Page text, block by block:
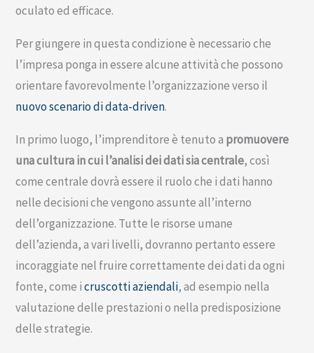
oculato ed efficace.
Per giungere in questa condizione è necessario che
l’impresa ponga in essere alcune attività che possono
orientare favorevolmente l’organizzazione verso il
nuovo scenario di data-driven.
In primo luogo, l’imprenditore è tenuto a promuovere
una cultura in cui l’analisi dei dati sia centrale, così
come centrale dovrà essere il ruolo che i dati hanno
nelle decisioni che vengono assunte all’interno
dell’organizzazione. Tutte le risorse umane
dell’azienda, a vari livelli, dovranno pertanto essere
incoraggiate nel fruire correttamente dei dati da ogni
fonte, come icruscotti aziendali, ad esempio nella
valutazione delle prestazioni o nella predisposizione
delle strategie.